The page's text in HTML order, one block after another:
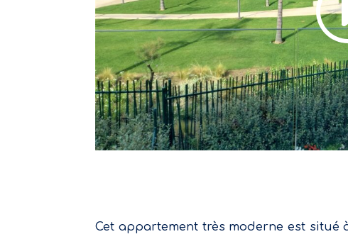
Cet appartement très moderne est situé